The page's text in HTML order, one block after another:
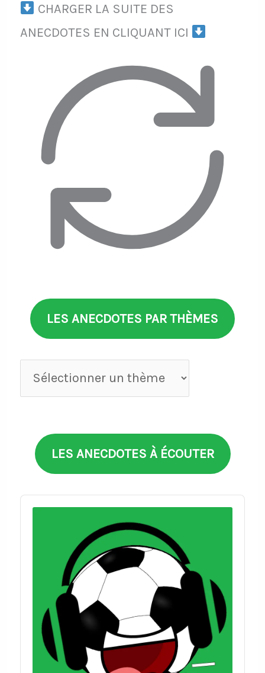
CHARGER LA SUITE DES
ANECDOTES EN CLIQUANT ICI
LES ANECDOTES PAR THÈMES
Anecdotes
par
LES ANECDOTES À ÉCOUTER
Audio
Player